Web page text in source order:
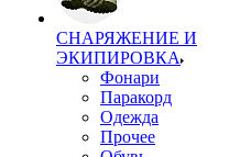
СНАРЯЖЕНИЕ И
ЭКИПИРОВКА
Фонари
Паракорд
Одежда
Прочее